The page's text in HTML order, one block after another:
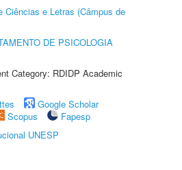
Ciências e Letras (Câmpus de
DE PSICOLOGIA
Category: RDIDP Academic
Google Scholar
Scopus
Fapesp
UNESP